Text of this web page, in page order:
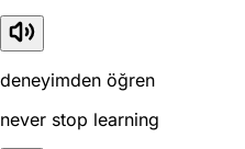
deneyimden öğren
never stop learning